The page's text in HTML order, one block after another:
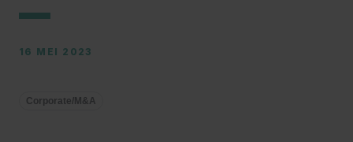
16 MEI 2023
Corporate/M&A